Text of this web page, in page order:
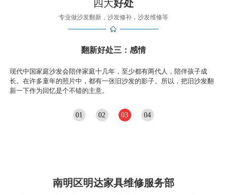
四大好处
专业做沙发翻新，沙发修补，沙发维修等
翻新好处三：感情
现代中国家庭沙发会陪伴家庭十几年，至少都有两代人，陪伴孩子成
长。在许多童年的照片中，都有一张旧沙发的影子。所以，把旧沙发翻
新一下作为回忆是个不错的主意。
1 2 3 4
南明区明达家具维修服务部